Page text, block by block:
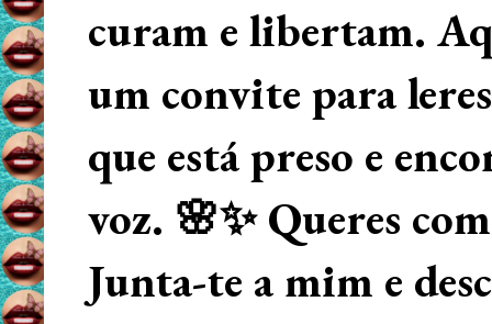
curam e libertam.
um convite para
que está preso e
voz. 🌸✨ Queres
Junta-te a mim e